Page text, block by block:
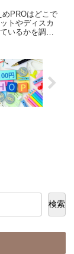
PROはどこで
トやディスカ
いるかを調査
検索